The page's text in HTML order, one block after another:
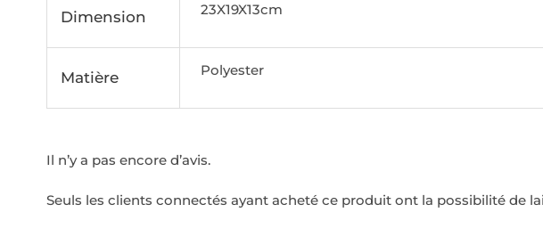
Dimension 23X19X13cm
Matière Polyester
Il n’y a pas encore d’avis.
Seuls les clients connectés ayant acheté ce produit ont la possibilité de